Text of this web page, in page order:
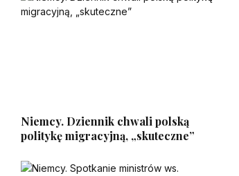
Niemcy. Dziennik chwali polską
politykę migracyjną, „skuteczne”